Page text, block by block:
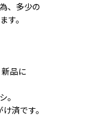
、多少の
す。
品に
。
済です。